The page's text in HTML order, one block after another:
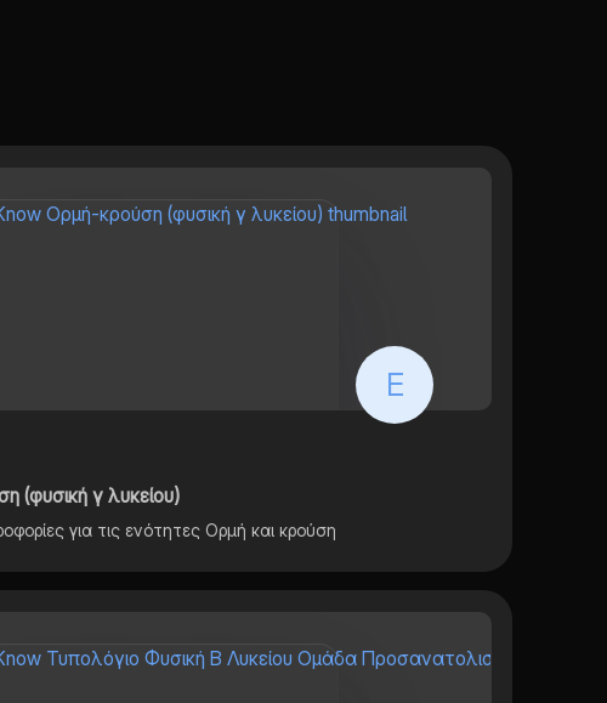
E
(φυσική γ λυκείου)
για τις ενότητες Ορμή και κρούση